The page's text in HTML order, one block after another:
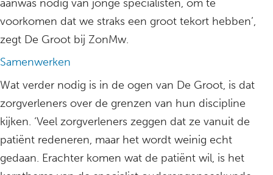
aanwas nodig van jonge specialisten, om te
voorkomen dat we straks een groot tekort hebben’,
zegt De Groot bij ZonMw.
Samenwerken
Wat verder nodig is in de ogen van De Groot, is dat
zorgverleners over de grenzen van hun discipline
kijken. ‘Veel zorgverleners zeggen dat ze vanuit de
patiënt redeneren, maar het wordt weinig echt
gedaan. Erachter komen wat de patiënt wil, is het